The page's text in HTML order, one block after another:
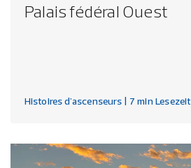
Palais fédéral Ouest
Histoires d'ascenseurs | 7 min Lesezeit